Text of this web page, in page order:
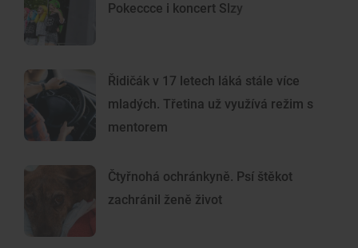
Pokeccce i koncert Slzy
Řidičák v 17 letech láká stále více
mladých. Třetina už využívá režim s
mentorem
Čtyřnohá ochránkyně. Psí štěkot
zachránil ženě život